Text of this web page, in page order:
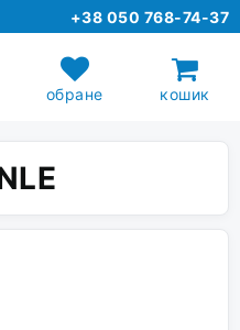
+38 050 768-74-37
обране кошик